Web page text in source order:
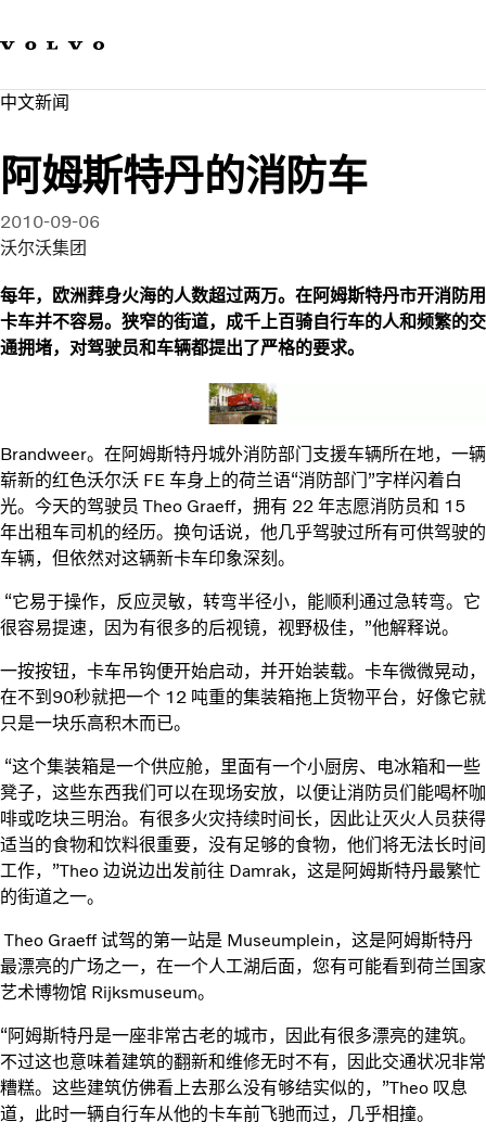
可持续发展
新闻与媒体
关于我们
中文新闻​
阿姆斯特丹的消防车
2010-09-06
沃尔沃集团
每年，欧洲葬身火海的人数超过两万。在阿姆斯特丹市开消防用
卡车并不容易。狭窄的街道，成千上百骑自行车的人和频繁的交
通拥堵，对驾驶员和车辆都提出了严格的要求。
Brandweer。在阿姆斯特丹城外消防部门支援车辆所在地，一辆
崭新的红色沃尔沃 FE 车身上的荷兰语“消防部门”字样闪着白
光。今天的驾驶员 Theo Graeff，拥有 22 年志愿消防员和 15
年出租车司机的经历。换句话说，他几乎驾驶过所有可供驾驶的
车辆，但依然对这辆新卡车印象深刻。
“它易于操作，反应灵敏，转弯半径小，能顺利通过急转弯。它
很容易提速，因为有很多的后视镜，视野极佳，”他解释说。
一按按钮，卡车吊钩便开始启动，并开始装载。卡车微微晃动，
在不到90秒就把一个 12 吨重的集装箱拖上货物平台，好像它就
只是一块乐高积木而已。
“这个集装箱是一个供应舱，里面有一个小厨房、电冰箱和一些
凳子，这些东西我们可以在现场安放，以便让消防员们能喝杯咖
啡或吃块三明治。有很多火灾持续时间长，因此让灭火人员获得
适当的食物和饮料很重要，没有足够的食物，他们将无法长时间
工作，”Theo 边说边出发前往 Damrak，这是阿姆斯特丹最繁忙
的街道之一。
Theo Graeff 试驾的第一站是 Museumplein，这是阿姆斯特丹
最漂亮的广场之一，在一个人工湖后面，您有可能看到荷兰国家
艺术博物馆 Rijksmuseum。
“阿姆斯特丹是一座非常古老的城市，因此有很多漂亮的建筑。
不过这也意味着建筑的翻新和维修无时不有，因此交通状况非常
糟糕。这些建筑仿佛看上去那么没有够结实似的，”Theo 叹息
道，此时一辆自行车从他的卡车前飞驰而过，几乎相撞。